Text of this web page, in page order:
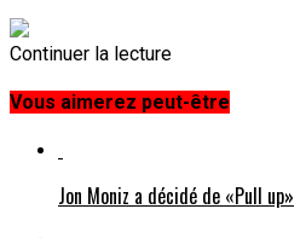
Continuer la lecture
Vous aimerez peut-être
Jon Moniz a décidé de «Pull up»